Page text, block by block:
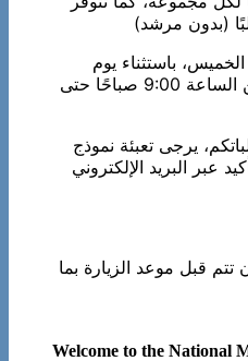
باستثناء يوم
الثلاثاء (المتحف مغلق)، وذلك من الساعة 9:00 صباحًا حتى
يرجى تعبئة نموذج
عبر البريد الإلكتروني
قبل موعد الزيارة بما
Welcome to the National